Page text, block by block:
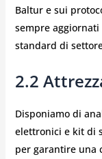
Baltur e sui
sempre
standard di
2.2
Disponiamo di
elettronici e kit di
per garantire una